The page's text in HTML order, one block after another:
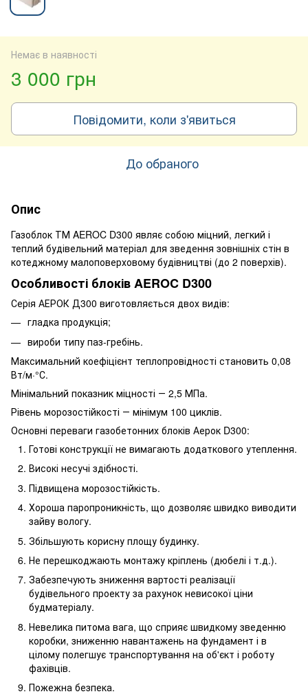
Немає в наявності
3 000 грн
Повідомити, коли з'явиться
До обраного
Опис
Газоблок ТМ AEROC D300 являє собою міцний, легкий і
теплий будівельний матеріал для зведення зовнішніх стін в
котеджному малоповерховому будівництві (до 2 поверхів).
Особливості блоків AEROC D300
Серія АЕРОК Д300 виготовляється двох видів:
гладка продукція;
вироби типу паз-гребінь.
Максимальний коефіцієнт теплопровідності становить 0,08
Вт/м·°С.
Мінімальний показник міцності ― 2,5 МПа.
Рівень морозостійкості ― мінімум 100 циклів.
Основні переваги газобетонних блоків Аерок D300:
Готові конструкції не вимагають додаткового утеплення.
Високі несучі здібності.
Підвищена морозостійкість.
Хороша паропроникність, що дозволяє швидко виводити
зайву вологу.
Збільшують корисну площу будинку.
Не перешкоджають монтажу кріплень (дюбелі і т.д.).
Забезпечують зниження вартості реалізації
будівельного проекту за рахунок невисокої ціни
будматеріалу.
Невелика питома вага, що сприяє швидкому зведенню
коробки, зниженню навантажень на фундамент і в
цілому полегшує транспортування на об'єкт і роботу
фахівців.
Пожежна безпека.